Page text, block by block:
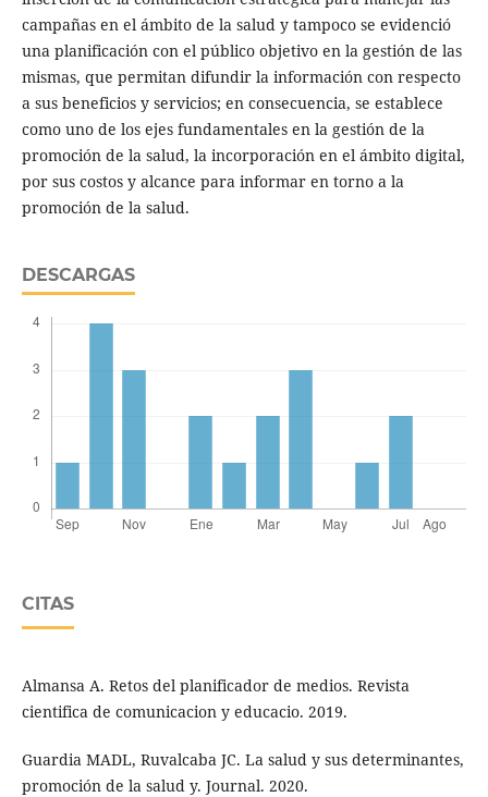
campañas en el ámbito de la salud y tampoco se evidenció
una planificación con el público objetivo en la gestión de las
mismas, que permitan difundir la información con respecto
a sus beneficios y servicios; en consecuencia, se establece
como uno de los ejes fundamentales en la gestión de la
promoción de la salud, la incorporación en el ámbito digital,
por sus costos y alcance para informar en torno a la
promoción de la salud.
DESCARGAS
CITAS
Almansa A. Retos del planificador de medios. Revista
cientifica de comunicacion y educacio. 2019.
Guardia MADL, Ruvalcaba JC. La salud y sus determinantes,
promoción de la salud y. Journal. 2020.